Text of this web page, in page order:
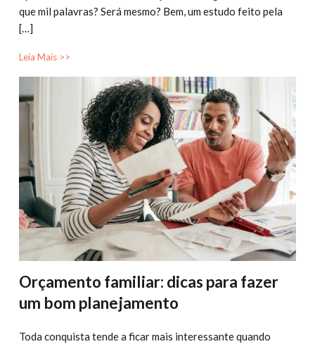
que mil palavras? Será mesmo? Bem, um estudo feito pela
[…]
Leia Mais >>
Orçamento familiar: dicas para fazer
um bom planejamento
Toda conquista tende a ficar mais interessante quando